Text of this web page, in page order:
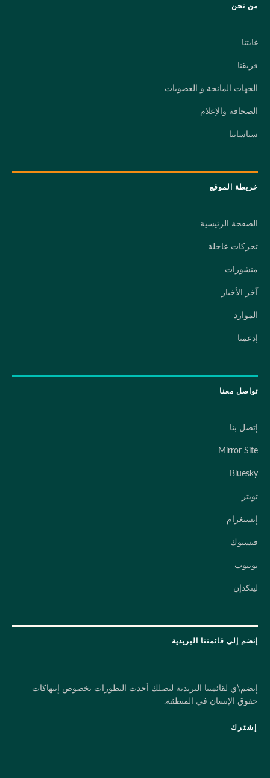
من نحن
غايتنا
فريقنا
الجهات المانحة و العضويات
الصحافة والإعلام
سياساتنا
خريطة الموقع
الصفحة الرئيسية
تحركات عاجلة
منشورات
آخر الأخبار
الموارد
إدعمنا
تواصل معنا
إتصل بنا
Mirror Site
Bluesky
تويتر
إنستغرام
فيسبوك
يوتيوب
لينكدإن
إنضم إلى قائمتنا البريدية
إنضم\ي لقائمتنا البريدية لتصلك أحدث التطورات بخصوص إنتهاكات
حقوق الإنسان في المنطقة.
إشترك